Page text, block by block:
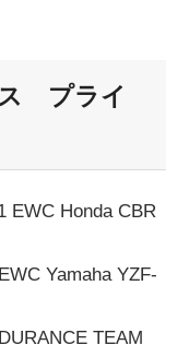
ス プライ
EWC Honda CBR
Yamaha YZF-
TEAM